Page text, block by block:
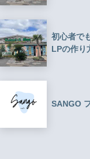
初心者で
LPの作り
SANGO